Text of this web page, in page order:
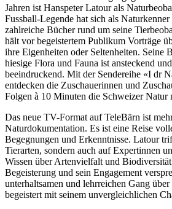
Jahren ist Hanspeter Latour als
Fussball-Legende hat sich als
zahlreiche Bücher rund um seine
hält vor begeistertem Publikum Vorträge
ihre Eigenheiten oder Seltenheiten. Seine
hiesige Flora und Fauna ist ansteckend
beeindruckend. Mit der Sendereihe «I dr
entdecken die Zuschauerinnen und
Folgen à 10 Minuten die Schweizer Natur
Das neue TV-Format auf TeleBärn ist
Naturdokumentation. Es ist eine Reise
Begegnungen und Erkenntnisse. Latour
Tierarten, sondern auch auf Expertinnen
Wissen über Artenvielfalt und
Begeisterung und sein Engagement
unterhaltsamen und lehrreichen Gang
begeistert mit seinem unvergleichlichen